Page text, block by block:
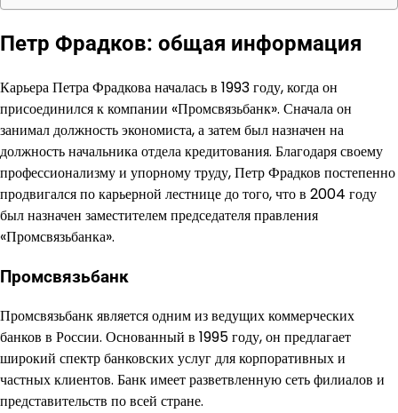
Петр Фрадков: общая информация
Карьера Петра Фрадкова началась в 1993 году, когда он
присоединился к компании «Промсвязьбанк». Сначала он
занимал должность экономиста, а затем был назначен на
должность начальника отдела кредитования. Благодаря своему
профессионализму и упорному труду, Петр Фрадков постепенно
продвигался по карьерной лестнице до того, что в 2004 году
был назначен заместителем председателя правления
«Промсвязьбанка».
Промсвязьбанк
Промсвязьбанк является одним из ведущих коммерческих
банков в России. Основанный в 1995 году, он предлагает
широкий спектр банковских услуг для корпоративных и
частных клиентов. Банк имеет разветвленную сеть филиалов и
представительств по всей стране.